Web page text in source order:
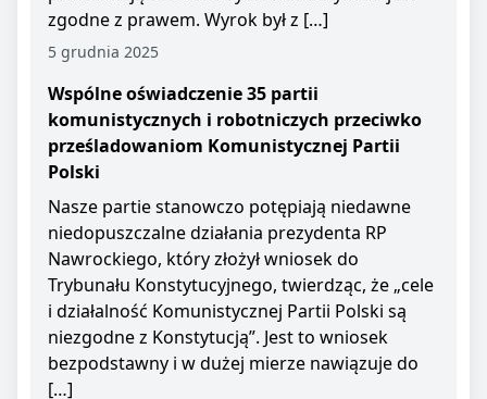
zgodne z prawem. Wyrok był z […]
5 grudnia 2025
Wspólne oświadczenie 35 partii
komunistycznych i robotniczych przeciwko
prześladowaniom Komunistycznej Partii
Polski
Nasze partie stanowczo potępiają niedawne
niedopuszczalne działania prezydenta RP
Nawrockiego, który złożył wniosek do
Trybunału Konstytucyjnego, twierdząc, że „cele
i działalność Komunistycznej Partii Polski są
niezgodne z Konstytucją”. Jest to wniosek
bezpodstawny i w dużej mierze nawiązuje do
[…]